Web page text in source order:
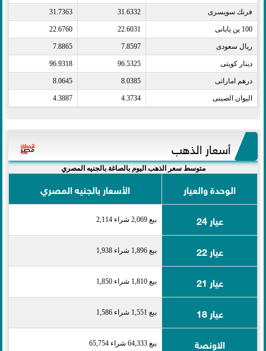
فرنك سويسرى​ 31.6332
31.7363
100 ين يابانى​ 22.6031
22.6760
ريال سعودى​ 7.8597
7.8865
دينار كويتى​ 96.5325
96.9318
درهم اماراتى​ 8.0385
8.0645
اليوان الصينى​ 4.3734
4.3887
أسعار الذهب
متوسط سعر الذهب اليوم بالصاغة بالجنيه المصري
الوحدة والعيار
الأسعار بالجنيه المصري
عيار 24
بيع 2,069 شراء 2,114
عيار 22 بيع 1,896 شراء 1,938
عيار 21 بيع 1,810 شراء 1,850
عيار 18 بيع 1,551 شراء 1,586
الاونصة بيع 64,333 شراء 65,754